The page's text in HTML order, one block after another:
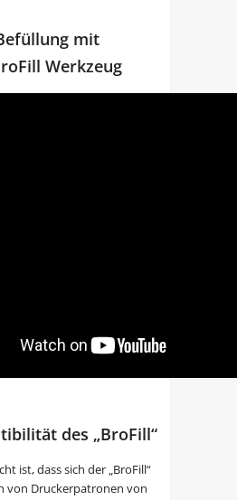
mit
Werkzeug
des „BroFill“
ist, dass sich der „BroFill“
von Druckerpatronen von